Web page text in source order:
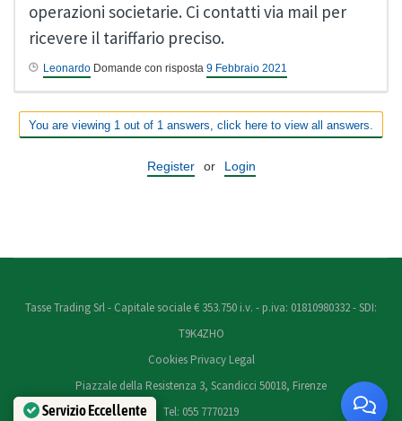
Servizio Eccellente
operazioni societarie. Ci contatti via mail per
ricevere il tariffario preciso.
Leonardo Domande con risposta 9 Febbraio 2021
You are viewing 1 out of 1 answers, click here to view all answers.
Register or Login
Tasse Trading Srl - Capitale sociale € 353.750 i.v. - p.iva: 01810980332 - SDI:
T9K4ZHO
Cookies Privacy Legal
Piazzale della Resistenza 3, Scandicci 50018, Firenze
Tel: 055 7770219